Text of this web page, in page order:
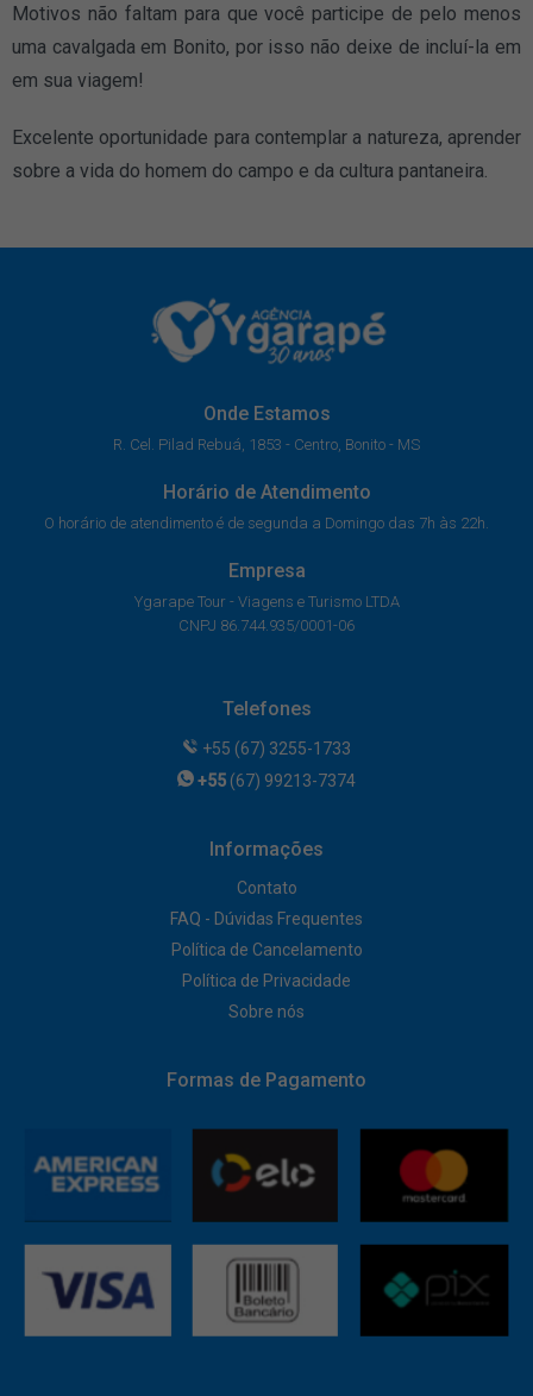
Motivos não faltam para que você participe de pelo menos
uma cavalgada em Bonito, por isso não deixe de incluí-la em
em sua viagem!
Excelente oportunidade para contemplar a natureza, aprender
sobre a vida do homem do campo e da cultura pantaneira.
Onde Estamos
R. Cel. Pilad Rebuá, 1853 - Centro, Bonito - MS
Horário de Atendimento
O horário de atendimento é de segunda a Domingo das 7h às 22h.
Empresa
Ygarape Tour - Viagens e Turismo LTDA
CNPJ 86.744.935/0001-06
Telefones
+55 (67) 3255-1733
+55 (67) 99213-7374
Informações
Contato
FAQ - Dúvidas Frequentes
Política de Cancelamento
Política de Privacidade
Sobre nós
Formas de Pagamento